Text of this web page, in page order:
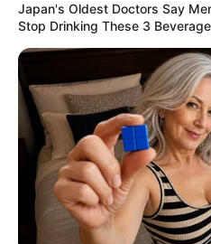
Japan's Oldest Doctors Say
Stop Drinking These 3